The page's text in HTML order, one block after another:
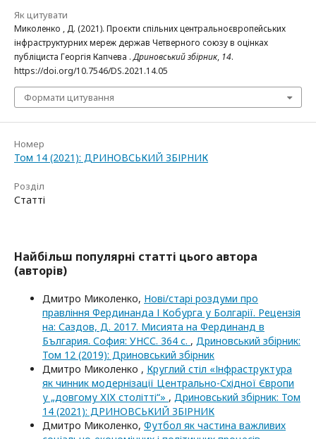
Як цитувати
Миколенко , Д. (2021). Проєкти спільних центральноєвропейських
інфраструктурних мереж держав Четверного союзу в оцінках
публіциста Георгія Капчева .Дриновський збірник, 14.
https://doi.org/10.7546/DS.2021.14.05
Формати цитування
Номер
Том 14 (2021): ДРИНОВСЬКИЙ ЗБІРНИК
Розділ
Статті
Найбільш популярні статті цього автора
(авторів)
Дмитро Миколенко, Нові/старі роздуми про
правління Фердинанда І Кобурга у Болгарії. Рецензія
на: Саздов, Д. 2017. Мисията на Фердинанд в
България. София: УНСС. 364 с. , Дриновський збірник:
Том 12 (2019): Дриновський збірник
Дмитро Миколенко , Круглий стіл «Інфраструктура
як чинник модернізації Центрально-Східної Європи
у „довгому ХІХ столітті“» , Дриновський збірник: Том
14 (2021): ДРИНОВСЬКИЙ ЗБІРНИК
Дмитро Миколенко, Футбол як частина важливих